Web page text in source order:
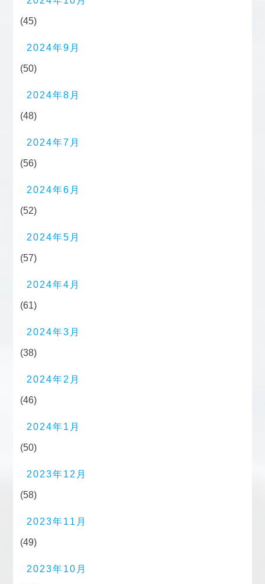
(45)
2024年9月
(50)
2024年8月
(48)
2024年7月
(56)
2024年6月
(52)
2024年5月
(57)
2024年4月
(61)
2024年3月
(38)
2024年2月
(46)
2024年1月
(50)
2023年12月
(58)
2023年11月
(49)
2023年10月